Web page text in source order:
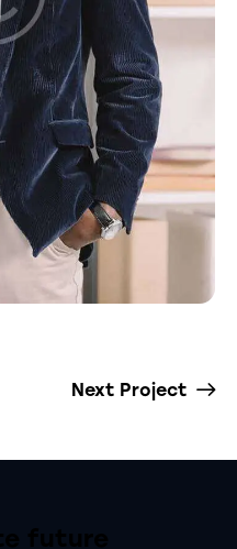
Next Project